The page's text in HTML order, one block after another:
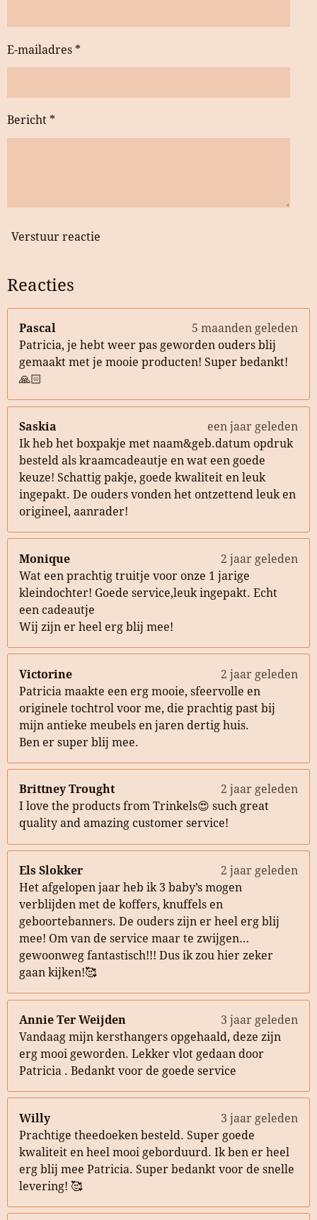
E-mailadres *
Bericht *
Verstuur reactie
Reacties
Pascal
5 maanden geleden
Patricia, je hebt weer pas geworden ouders blij
gemaakt met je mooie producten! Super bedankt!
🙏🏻
Saskia
een jaar geleden
Ik heb het boxpakje met naam&geb.datum opdruk
besteld als kraamcadeautje en wat een goede
keuze! Schattig pakje, goede kwaliteit en leuk
ingepakt. De ouders vonden het ontzettend leuk en
origineel, aanrader!
Monique
2 jaar geleden
Wat een prachtig truitje voor onze 1 jarige
kleindochter! Goede service,leuk ingepakt. Echt
een cadeautje
Wij zijn er heel erg blij mee!
Victorine
2 jaar geleden
Patricia maakte een erg mooie, sfeervolle en
originele tochtrol voor me, die prachtig past bij
mijn antieke meubels en jaren dertig huis.
Ben er super blij mee.
Brittney Trought
2 jaar geleden
I love the products from Trinkels😍 such great
quality and amazing customer service!
Els Slokker
2 jaar geleden
Het afgelopen jaar heb ik 3 baby’s mogen
verblijden met de koffers, knuffels en
geboortebanners. De ouders zijn er heel erg blij
mee! Om van de service maar te zwijgen…
gewoonweg fantastisch!!! Dus ik zou hier zeker
gaan kijken!🥰
Annie Ter Weijden
3 jaar geleden
Vandaag mijn kersthangers opgehaald, deze zijn
erg mooi geworden. Lekker vlot gedaan door
Patricia . Bedankt voor de goede service
Willy
3 jaar geleden
Prachtige theedoeken besteld. Super goede
kwaliteit en heel mooi geborduurd. Ik ben er heel
erg blij mee Patricia. Super bedankt voor de snelle
levering! 🥰